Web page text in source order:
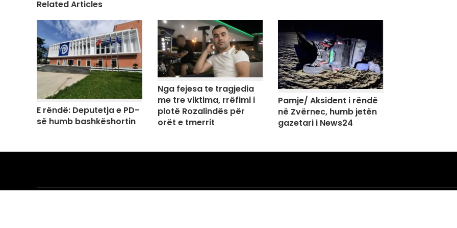
Related Articles
E rëndë: Deputetja e PD-
së humb bashkëshortin
Nga fejesa te tragjedia
me tre viktima, rrëfimi i
plotë Rozalindës për
orët e tmerrit
Pamje/ Aksident i rëndë
në Zvërnec, humb jetën
gazetari i News24